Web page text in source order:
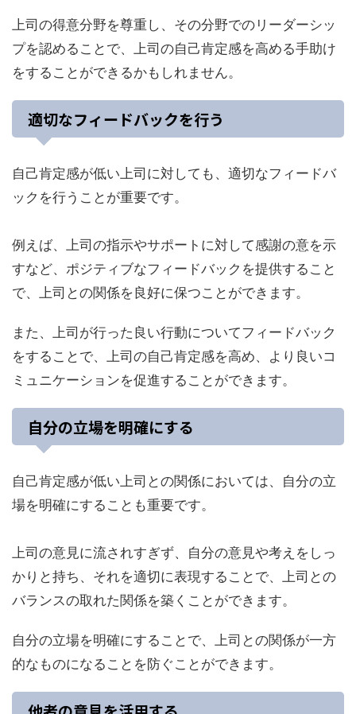
上司の得意分野を尊重し、その分野でのリーダーシッ
プを認めることで、上司の自己肯定感を高める手助け
をすることができるかもしれません。
適切なフィードバックを行う
自己肯定感が低い上司に対しても、適切なフィードバ
ックを行うことが重要です。
例えば、上司の指示やサポートに対して感謝の意を示
すなど、ポジティブなフィードバックを提供すること
で、上司との関係を良好に保つことができます。
また、上司が行った良い行動についてフィードバック
をすることで、上司の自己肯定感を高め、より良いコ
ミュニケーションを促進することができます。
自分の立場を明確にする
自己肯定感が低い上司との関係においては、自分の立
場を明確にすることも重要です。
上司の意見に流されすぎず、自分の意見や考えをしっ
かりと持ち、それを適切に表現することで、上司との
バランスの取れた関係を築くことができます。
自分の立場を明確にすることで、上司との関係が一方
的なものになることを防ぐことができます。